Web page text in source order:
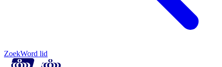
ZoekWord lid